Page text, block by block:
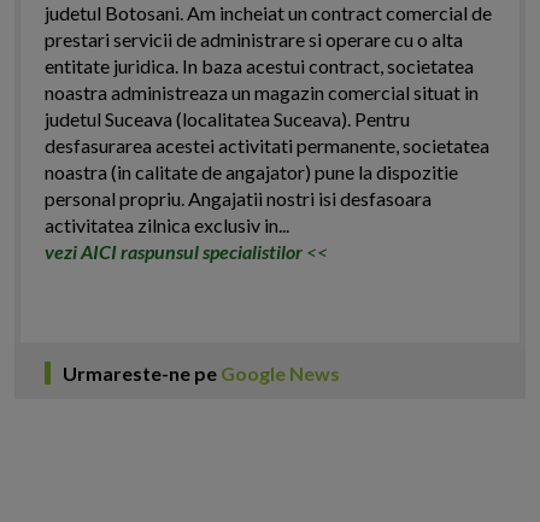
judetul Botosani. Am incheiat un contract comercial de
prestari servicii de administrare si operare cu o alta
entitate juridica. In baza acestui contract, societatea
noastra administreaza un magazin comercial situat in
judetul Suceava (localitatea Suceava). Pentru
desfasurarea acestei activitati permanente, societatea
noastra (in calitate de angajator) pune la dispozitie
personal propriu. Angajatii nostri isi desfasoara
activitatea zilnica exclusiv in...
vezi AICI raspunsul specialistilor <<
Urmareste-ne pe Google News